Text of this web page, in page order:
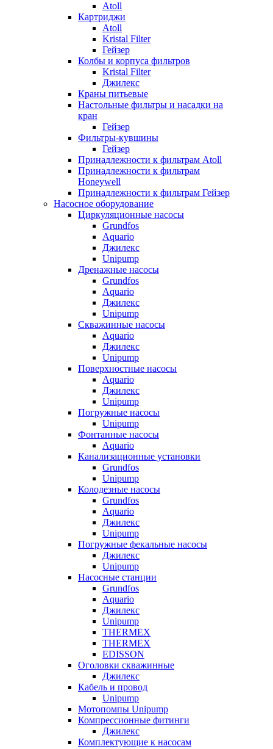
Atoll
Картриджи
Atoll
Kristal Filter
Гейзер
Колбы и корпуса фильтров
Kristal Filter
Джилекс
Краны питьевые
Настольные фильтры и насадки на
кран
Гейзер
Фильтры-кувшины
Гейзер
Принадлежности к фильтрам Atoll
Принадлежности к фильтрам
Honeywell
Принадлежности к фильтрам Гейзер
Насосное оборудование
Циркуляционные насосы
Grundfos
Aquario
Джилекс
Unipump
Дренажные насосы
Grundfos
Aquario
Джилекс
Unipump
Скважинные насосы
Aquario
Джилекс
Unipump
Поверхностные насосы
Aquario
Джилекс
Unipump
Погружные насосы
Unipump
Фонтанные насосы
Aquario
Канализационные установки
Grundfos
Unipump
Колодезные насосы
Grundfos
Aquario
Джилекс
Unipump
Погружные фекальные насосы
Джилекс
Unipump
Насосные станции
Grundfos
Aquario
Джилекс
Unipump
THERMEX
THERMEX
EDISSON
Оголовки скважинные
Джилекс
Кабель и провод
Unipump
Мотопомпы Unipump
Компрессионные фитинги
Джилекс
Комплектующие к насосам